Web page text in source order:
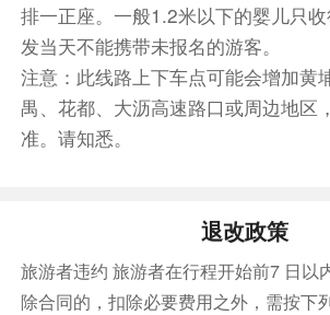
排一正座。一般1.2米以下的婴儿只
发当天不能携带未报名的游客。
注意：此线路上下车点可能会增加黄
禺、花都、大沥高速路口或周边地区
准。请知悉。
退改政策
旅游者违约 旅游者在行程开始前7 日以
除合同的，扣除必要费用之外，需按下